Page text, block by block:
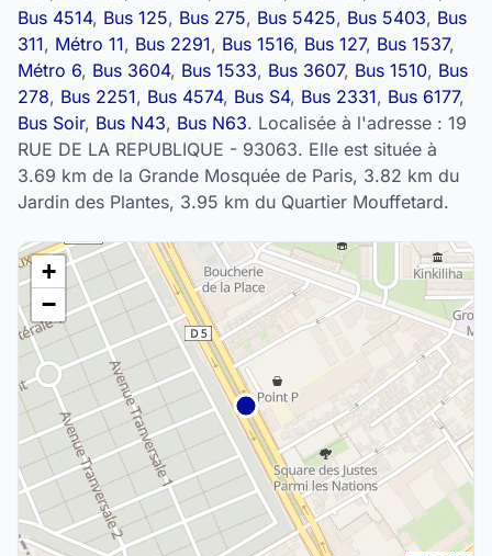
Bus 4514, Bus 125, Bus 275, Bus 5425, Bus 5403, Bus
311, Métro 11, Bus 2291, Bus 1516, Bus 127, Bus 1537,
Métro 6, Bus 3604, Bus 1533, Bus 3607, Bus 1510, Bus
278, Bus 2251, Bus 4574, Bus S4, Bus 2331, Bus 6177,
Bus Soir, Bus N43, Bus N63. Localisée à l'adresse : 19
RUE DE LA REPUBLIQUE - 93063. Elle est située à
3.69 km de la Grande Mosquée de Paris, 3.82 km du
Jardin des Plantes, 3.95 km du Quartier Mouffetard.
+
−